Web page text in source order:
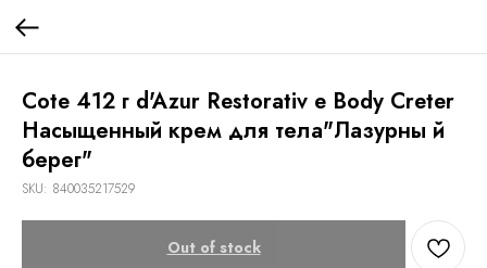
Cote 412 г d'Azur Restorativ e Body Creter
Насыщенный крем для тела"Лазурны й
берег"
SKU: 840035217529
Out of stock